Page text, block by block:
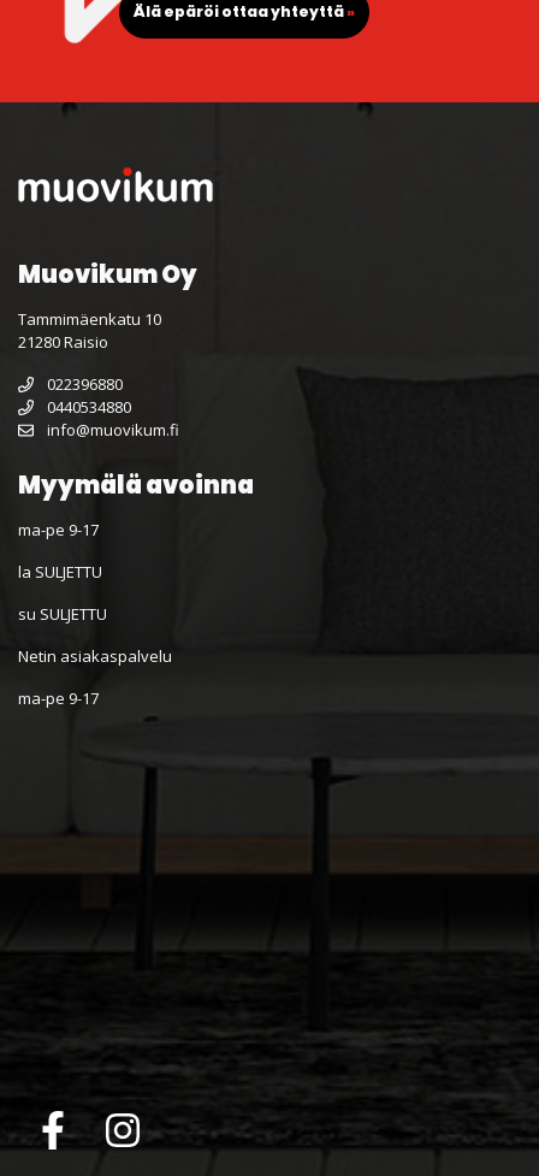
Älä epäröi ottaa yhteyttä»
Muovikum Oy
Tammimäenkatu 10
21280 Raisio
022396880
0440534880
info@muovikum.fi
Myymälä avoinna
ma-pe 9-17
la SULJETTU
su SULJETTU
Netin asiakaspalvelu
ma-pe 9-17